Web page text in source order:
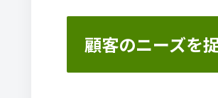
顧客のニーズを